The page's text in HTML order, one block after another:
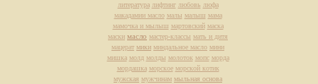
литература лифтинг любовь люфа
макадамии масло малы малыш мама
мамочка и мылыш мартовский маска
маски масло мастер-классы мать и дитя
мацерат мики миндальное масло мини
мишка молд молды молоток мопс морда
мордашка морское морской котик
мужская мужчинам мыльная основа